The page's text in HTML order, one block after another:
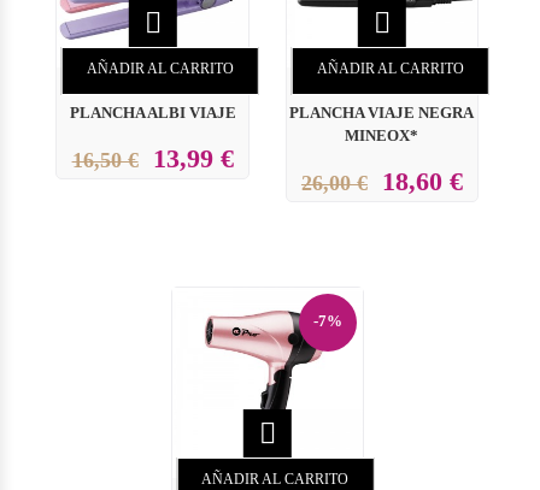

AÑADIR AL CARRITO
PLANCHA ALBI VIAJE
16,50 € 13,99 €

AÑADIR AL CARRITO
PLANCHA VIAJE NEGRA
MINEOX*
26,00 € 18,60 €
-7%

AÑADIR AL CARRITO